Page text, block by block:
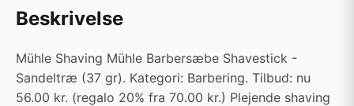
Beskrivelse
Mühle Shaving Mühle Barbersæbe Shavestick -
Sandeltræ (37 gr). Kategori: Barbering. Tilbud: nu
56.00 kr. (regalo 20% fra 70.00 kr.) Plejende shaving